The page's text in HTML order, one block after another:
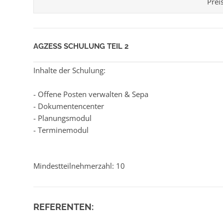
AGZESS SCHULUNG TEIL 2
Inhalte der Schulung:
- Offene Posten verwalten & Sepa
- Dokumentencenter
- Planungsmodul
- Terminemodul
Mindestteilnehmerzahl: 10
REFERENTEN: